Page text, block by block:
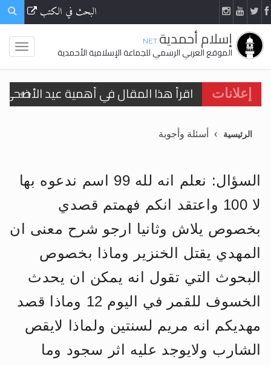
البحث في الكتب
إسلام أحمدية.NET
الموقع العربي الرسمي للجماعة الإسلامية الأحمدية
إعلانات
اقرأ هذا المقال في أهمية عيد
تعميم هامّ لأفراد الجماعة >> المزيد
تعميم هامّ لأفراد الجماعة >> المزيد
اقرأ هذا الكتاب وتعرّف على حقيقة
الحجّ.. دلالات، حِكم، وأهداف >> المزيد
اقرأ هذا المقال في أهمية عيد
الرئيسية أسئلة وأجوبة
السؤال: نعلم انه لله 99 اسم ندعوه بها
لا 100 واعتقد انكم فهمتم قصدي
بخصوص يلاش وثانيا ارجو شرح معنى ان
المهدي يقتل الخنزير وماذا بخصوص
البحوث التي تقول انه يمكن ان يحدث
الخسوف للقمر في اليوم 12 وماذا قصد
مهديكم انه مريم لسنتين ولماذا لايقص
الشارب ولايوجد عليه اثر سجود وما